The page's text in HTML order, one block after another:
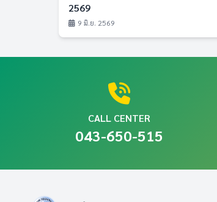
2569
9 มิ.ย. 2569
CALL CENTER
043-650-515